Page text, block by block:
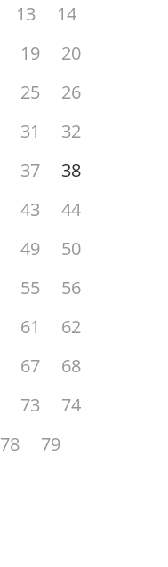
13
14
19
20
25
26
31
32
37
38
43
44
49
50
55
56
61
62
67
68
73
74
78 79